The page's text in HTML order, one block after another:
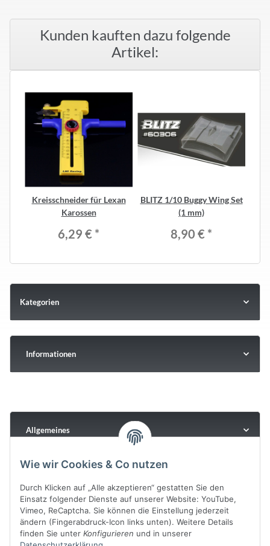
Kunden kauften dazu folgende
Artikel:
Kreisschneider für Lexan
Karossen
6,29 € *
BLITZ 1/10 Buggy Wing Set
(1 mm)
8,90 € *
Kategorien
Informationen
Allgemeines
Wie wir Cookies & Co nutzen
Durch Klicken auf „Alle akzeptieren“ gestatten Sie den
Einsatz folgender Dienste auf unserer Website: YouTube,
Vimeo, ReCaptcha. Sie können die Einstellung jederzeit
ändern (Fingerabdruck-Icon links unten). Weitere Details
finden Sie unter Konfigurieren und in unserer